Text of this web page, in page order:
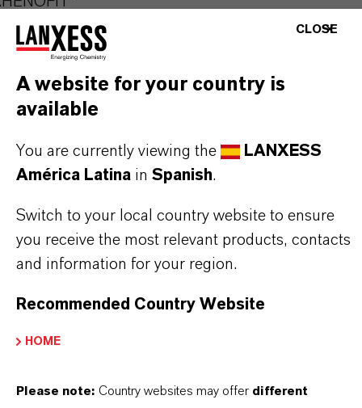
APLICACIONES DE LOS PRODUCTOS
SINÓNIMOS DEL PRODUCTO
PRODUCT DATA SHEETS
Aquí puedes descargar las fichas técnicas de los
desplegables, aparecerán los enlaces de descarga.
SELECCIONA UN ÁREA JURÍDICA
CLOSE
A website for your country is
available
You are currently viewing the
LANXESS
América Latina in Spanish.
Switch to your local country website to ensure
you receive the most relevant products, contacts
and information for your region.
Recommended Country Website
HOME
Please note: Country websites may offer different